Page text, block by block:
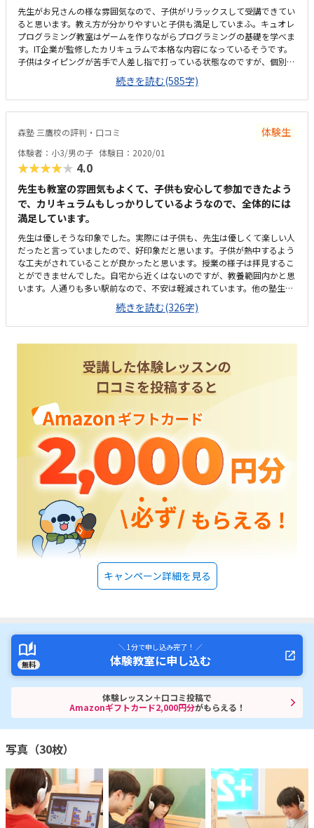
先生がお兄さんの様な雰囲気なので、子供がリラックスして受講できてい
ると思います。教え方が分かりやすいと子供も満足していまふ。キュオレ
プログラミング教室はゲームを作りながらプログラミングの基礎を学べま
す。IT企業が監修したカリキュラムで本格な内容になっているそうです。
子供はタイピングが苦手で人差し指で打っている状態なのですが、個別に
指導してくれるので周りとの遅れをプレッシャーに思わなくてもいい環境
なのはいいと思います。車の場合、駐車場は無いので近くのパーキングに
とめるか近場で乗り降りさせるしかないので少し不便です。バス停も少し
距離があるので帰りの暗い時間帯は少し不安があります。塾の生徒、講師
ので落ち着いてできるのではないかと思います。ビルの8階なので災害時
が少し心配かなと思いました。探していた中では低価格なのかなと思うの
で特に不満はありません。週に一回、１時間で妥当だと思っています。子
どもが楽しく学べる様にゲーム感覚でできる内容になっているので、スム
ーズに進んでいるようです。大学入試も視野に入れているそうなので、身
につけて損は無いようになっているのもいいと思います。タイピングも今
までやらせていなかったのですが、プログラミングでは必須になってくる
のでこれを機会に上達できればいいなと思います。
続きを読む(585字)
森塾 三鷹校の評判・口コミ 体験生
体験者：小3/男の子 体験日：2020/01
★★★★★ 4.0
先生も教室の雰囲気もよくて、子供も安心して参加できたよう
で、カリキュラムもしっかりしているようなので、全体的には
満足しています。
先生は優しそうな印象でした。実際には子供も、先生は優しくて楽しい人
だったと言っていましたので、好印象だと思います。子供が熱中するよう
な工夫がされていることが良かったと思います。授業の様子は拝見するこ
とができませんでした。自宅から近くはないのですが、教養範囲内かと思
います。人通りも多い駅前なので、不安は軽減されています。他の塾生や
先生方がコミュニケーションをとっている様子が、とても雰囲気が良く感
じました。部屋は清潔な感じでした。他の教室と比較しても高くも安くも
なく普通の価格設定だと思いました。それ以外の意見は特にはございませ
続きを読む(326字)
キャンペーン詳細を見る
無料
＼ 1分で申し込み完了！ ／
体験教室に申し込む
体験レッスン＋口コミ投稿で
Amazonギフトカード2,000円分がもらえる！
写真（30枚）